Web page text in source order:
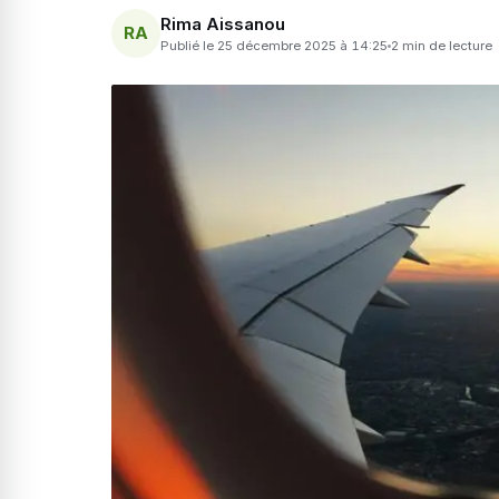
RA Rima Aissanou
Publié le 25 décembre 2025 à 14:25 2 min de lecture